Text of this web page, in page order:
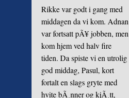
Rikke var godt i gang med
middagen da vi kom. Adnan
var fortsatt pÃ¥ jobben, men
kom hjem ved halv fire
tiden. Da spiste vi en utrolig
god middag, Pasul, kort
fortalt en slags gryte med
hvite bÃ¸nner og kjÃ¸tt,